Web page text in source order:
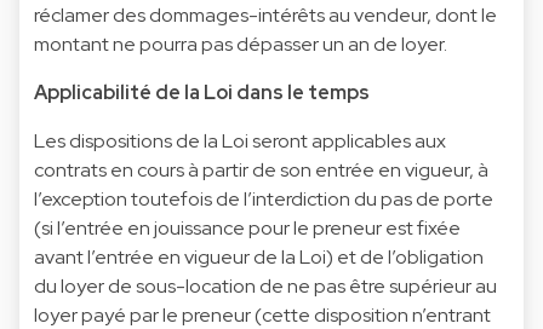
réclamer des dommages-intérêts au vendeur, dont le
montant ne pourra pas dépasser un an de loyer.
Applicabilité de la Loi dans le temps
Les dispositions de la Loi seront applicables aux
contrats en cours à partir de son entrée en vigueur, à
l’exception toutefois de l’interdiction du pas de porte
(si l’entrée en jouissance pour le preneur est fixée
avant l’entrée en vigueur de la Loi) et de l’obligation
du loyer de sous-location de ne pas être supérieur au
loyer payé par le preneur (cette disposition n’entrant